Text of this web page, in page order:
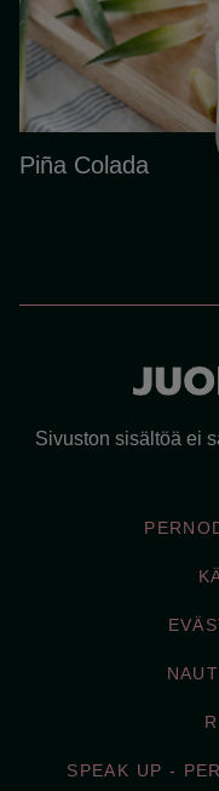
Piña Colada
Sivuston sisältöä ei
SPEAK UP -